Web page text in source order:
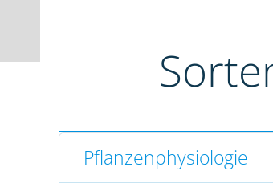
Pflanzenphysiologie